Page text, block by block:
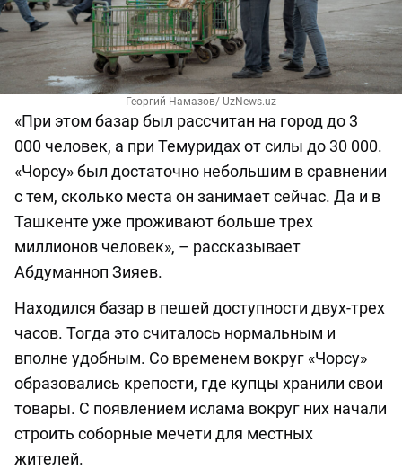
Георгий Намазов/ UzNews.uz
«При этом базар был рассчитан на город до 3
000 человек, а при Темуридах от силы до 30 000.
«Чорсу» был достаточно небольшим в сравнении
с тем, сколько места он занимает сейчас. Да и в
Ташкенте уже проживают больше трех
миллионов человек», – рассказывает
Абдуманноп Зияев.
Находился базар в пешей доступности двух-трех
часов. Тогда это считалось нормальным и
вполне удобным. Со временем вокруг «Чорсу»
образовались крепости, где купцы хранили свои
товары. С появлением ислама вокруг них начали
строить соборные мечети для местных
жителей.